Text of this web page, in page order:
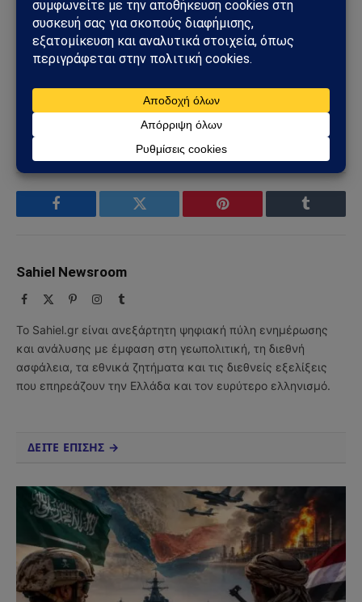
Uriel Araujo Αρκτική ΗΠΑ Μεξικού
Ακολουθήστε στο YouTube
Facebook Twitter Pinterest Tumblr
Sahiel Newsroom
Facebook PinterestInstagram
Tumblr
Το Sahiel.gr είναι ανεξάρτητη ψηφιακή πύλη ενημέρωσης
και ανάλυσης με έμφαση στη γεωπολιτική, τη διεθνή
ασφάλεια, τα εθνικά ζητήματα και τις διεθνείς εξελίξεις
που επηρεάζουν την Ελλάδα και τον ευρύτερο ελληνισμό.
ΔΕΙΤΕ ΕΠΙΣΗΣ →